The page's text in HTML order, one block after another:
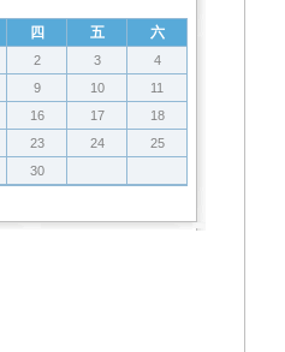
四 五 六
2 3
4
9 10
11
16 17
18
23 24
25
30